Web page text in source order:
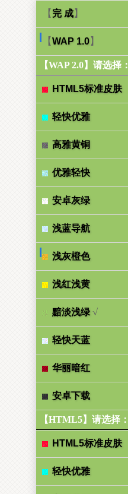
【 完 成】
【WAP 1.0】
【WAP 2.0】请选择：
HTML5标准皮肤
轻快优雅
高雅黄铜
优雅轻快
安卓灰绿
浅蓝导航
浅灰橙色
浅红浅黄
黯淡浅绿√
轻快天蓝
华丽暗红
安卓下载
【HTML5】请选择：
HTML5标准皮肤
轻快优雅